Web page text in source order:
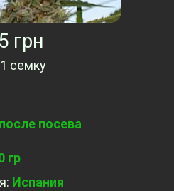
грн
1 семку
посева
гр
: Испания